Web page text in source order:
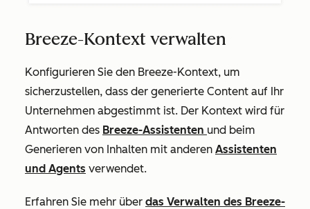
Breeze-Kontext verwalten
Konfigurieren Sie den Breeze-Kontext, um
sicherzustellen, dass der generierte Content auf Ihr
Unternehmen abgestimmt ist. Der Kontext wird für
Antworten des Breeze-Assistenten und beim
Generieren von Inhalten mit anderen Assistenten
und Agents verwendet.
Erfahren Sie mehr über das Verwalten des Breeze-